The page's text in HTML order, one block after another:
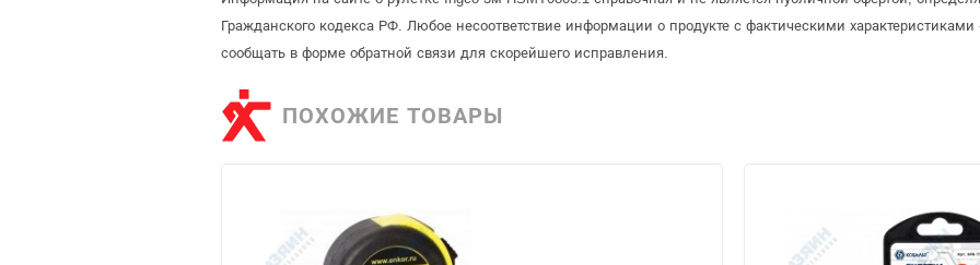
Гражданского кодекса РФ. Любое несоответствие информации о продукте с фактическими
сообщать в форме обратной связи для скорейшего исправления.
ПОХОЖИЕ ТОВАРЫ